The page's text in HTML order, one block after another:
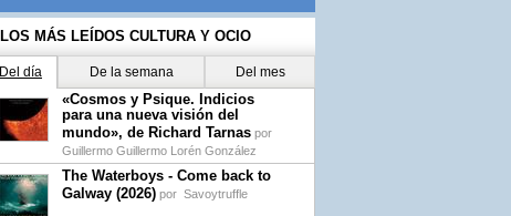
LOS MÁS LEÍDOS CULTURA Y OCIO
Del día De la semana Del mes
«Cosmos y Psique. Indicios
para una nueva visión del
mundo», de Richard Tarnas por
Guillermo Guillermo Lorén González
The Waterboys - Come back to
Galway (2026) por Savoytruffle